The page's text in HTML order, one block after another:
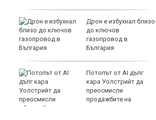
Дрон е избухнал близо
до ключов
газопровод в
България
Потопът от AI дълг
кара Уолстрийт да
преосмисли
продажбите на
облигации